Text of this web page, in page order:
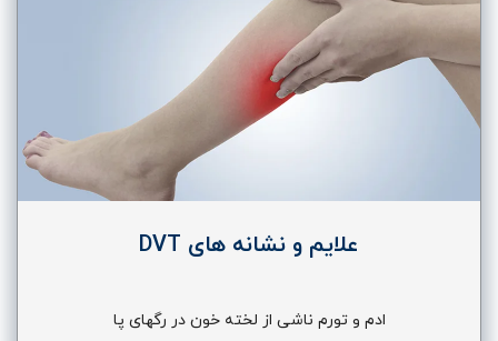
علایم و نشانه های DVT
ادم و تورم ناشی از لخته خون در رگهای پا